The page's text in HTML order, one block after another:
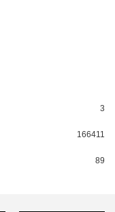
3
166411
89